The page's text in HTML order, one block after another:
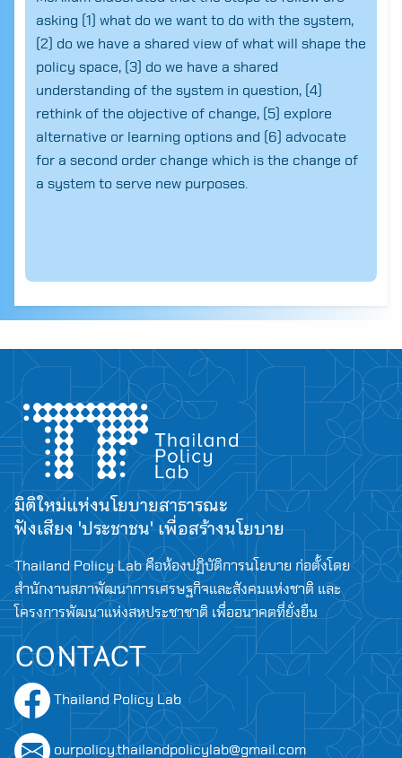
asking (1) what do we want to do with the system,
(2) do we have a shared view of what will shape the
policy space, (3) do we have a shared
understanding of the system in question, (4)
rethink of the objective of change, (5) explore
alternative or learning options and (6) advocate
for a second order change which is the change of
a system to serve new purposes.
มิติใหม่แห่งนโยบายสาธารณะ
ฟังเสียง 'ประชาชน' เพื่อสร้างนโยบาย
Thailand Policy Lab คือห้องปฏิบัติการนโยบาย ก่อตั้งโดย
สำนักงานสภาพัฒนาการเศรษฐกิจและสังคมแห่งชาติ และ
โครงการพัฒนาแห่งสหประชาชาติ เพื่ออนาคตที่ยั่งยืน
CONTACT
Thailand Policy Lab
ourpolicy.thailandpolicylab@gmail.com